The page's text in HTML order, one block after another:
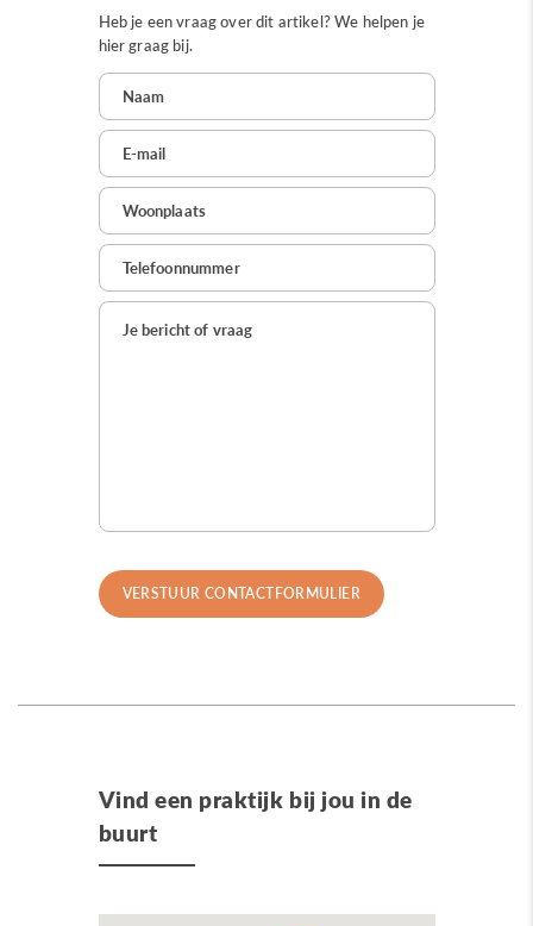
Heb je een vraag over dit artikel? We helpen je
hier graag bij.
Vind een praktijk bij jou in de
buurt